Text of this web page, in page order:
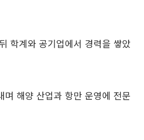
학계와 공기업에서 경력을 쌓았
해양 산업과 항만 운영에 전문